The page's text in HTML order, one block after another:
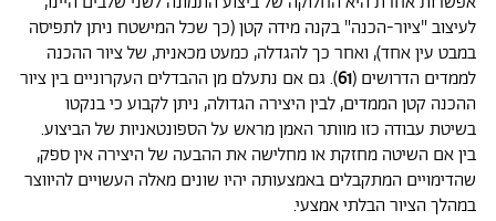
לעיצוב "ציור-הכנה" בקנה מידה קטן (כך שכל המישטח ניתן לתפיסה
במבט עין אחד), ואחר כך להגדלה, כמעט מכאנית, של ציור ההכנה
לממדים הדרושים (61). גם אם נתעלם מן ההבדלים העקרוניים בין ציור
ההכנה קטן הממדים, לבין היצירה הגדולה, ניתן לקבוע כי בנקטו
בשיטת עבודה כזו מוותר האמן מראש על הספונטאניות של הביצוע.
בין אם השיטה מחזקת או מחלישה את ההבעה של היצירה אין ספק,
שהדימויים המתקבלים באמצעותה יהיו שונים מאלה העשויים להיווצר
במהלך הציור הבלתי אמצעי.